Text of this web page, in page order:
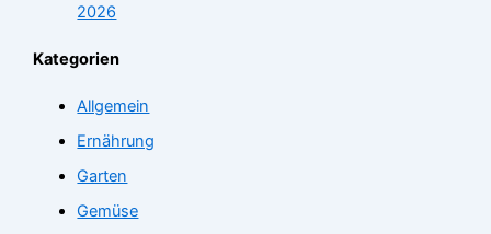
2026
Kategorien
Allgemein
Ernährung
Garten
Gemüse